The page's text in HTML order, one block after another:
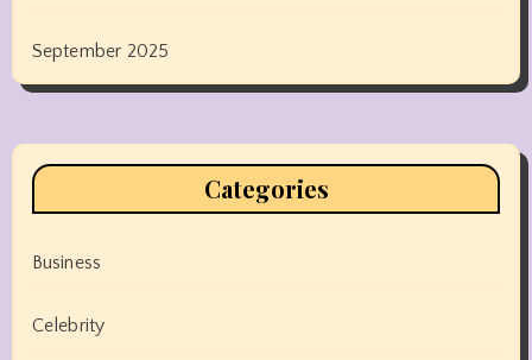
September 2025
Categories
Business
Celebrity